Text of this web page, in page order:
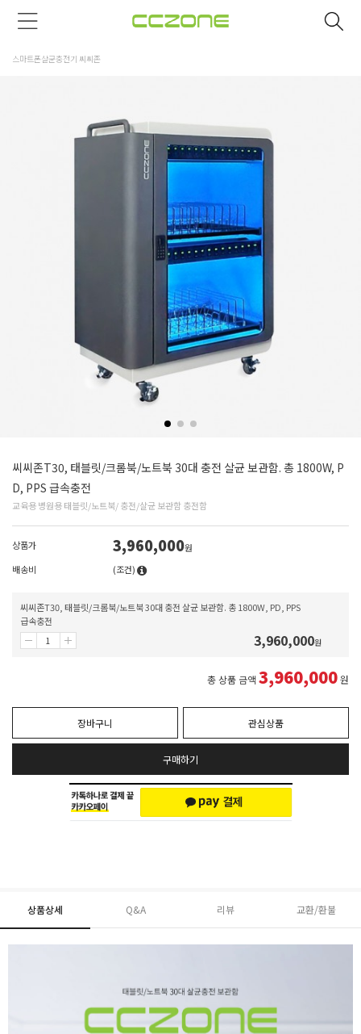
스마트폰살균충전기 씨씨존
씨씨존T30, 태블릿/크롬북/노트북 30대 충전 살균 보관함. 총 1800W, P
D, PPS 급속충전
교육용 병원용 태블릿/노트북/ 충전/살균 보관함 충전함
상품가 3,960,000원
배송비
(조건)
씨씨존T30, 태블릿/크롬북/노트북 30대 충전 살균 보관함. 총 1800W, PD, PPS
급속충전
3,960,000원
총 상품 금액3,960,000원
장바구니 관심상품
구매하기
상품상세 Q&A 리뷰 교환/환불